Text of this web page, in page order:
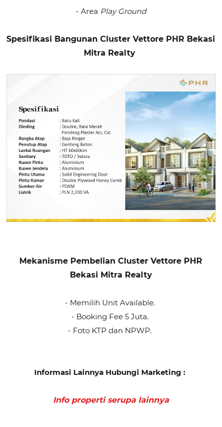
- Area Play Ground
Spesifikasi Bangunan Cluster Vettore PHR Bekasi
Mitra Realty
Mekanisme Pembelian Cluster Vettore PHR
Bekasi Mitra Realty
- Memilih Unit Available.
- Booking Fee 5 Juta.
- Foto KTP dan NPWP.
Informasi Lainnya Hubungi Marketing :
Info properti serupa lainnya